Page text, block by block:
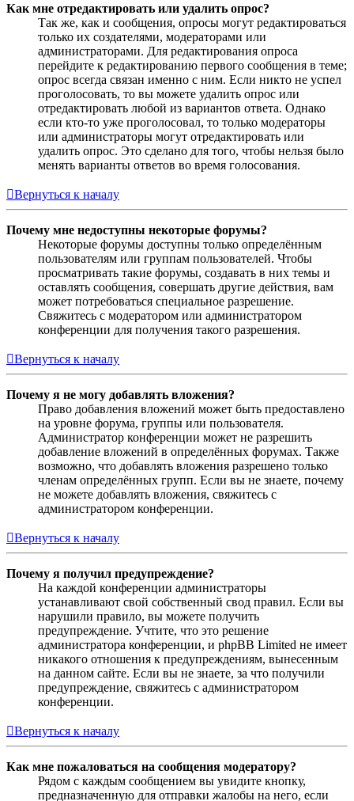
Как мне отредактировать или удалить опрос?
Так же, как и сообщения, опросы могут редактироваться
только их создателями, модераторами или
администраторами. Для редактирования опроса
перейдите к редактированию первого сообщения в теме;
опрос всегда связан именно с ним. Если никто не успел
проголосовать, то вы можете удалить опрос или
отредактировать любой из вариантов ответа. Однако
если кто-то уже проголосовал, то только модераторы
или администраторы могут отредактировать или
удалить опрос. Это сделано для того, чтобы нельзя было
менять варианты ответов во время голосования.
Вернуться к началу
Почему мне недоступны некоторые форумы?
Некоторые форумы доступны только определённым
пользователям или группам пользователей. Чтобы
просматривать такие форумы, создавать в них темы и
оставлять сообщения, совершать другие действия, вам
может потребоваться специальное разрешение.
Свяжитесь с модератором или администратором
конференции для получения такого разрешения.
Вернуться к началу
Почему я не могу добавлять вложения?
Право добавления вложений может быть предоставлено
на уровне форума, группы или пользователя.
Администратор конференции может не разрешить
добавление вложений в определённых форумах. Также
возможно, что добавлять вложения разрешено только
членам определённых групп. Если вы не знаете, почему
не можете добавлять вложения, свяжитесь с
администратором конференции.
Вернуться к началу
Почему я получил предупреждение?
На каждой конференции администраторы
устанавливают свой собственный свод правил. Если вы
нарушили правило, вы можете получить
предупреждение. Учтите, что это решение
администратора конференции, и phpBB Limited не имеет
никакого отношения к предупреждениям, вынесенным
на данном сайте. Если вы не знаете, за что получили
предупреждение, свяжитесь с администратором
конференции.
Вернуться к началу
Как мне пожаловаться на сообщения модератору?
Рядом с каждым сообщением вы увидите кнопку,
предназначенную для отправки жалобы на него, если